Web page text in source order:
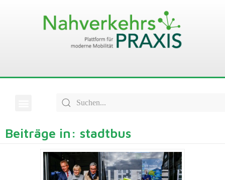
Beiträge in: stadtbus